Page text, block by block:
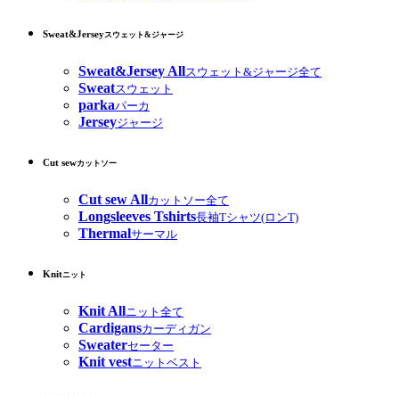
Sweat&Jerseyスウェット&ジャージ
Sweat&Jersey Allスウェット&ジャージ全て
Sweatスウェット
parkaパーカ
Jerseyジャージ
Cut sewカットソー
Cut sew Allカットソー全て
Longsleeves Tshirts長袖Tシャツ(ロンT)
Thermalサーマル
Knitニット
Knit Allニット全て
Cardigansカーディガン
Sweaterセーター
Knit vestニットベスト